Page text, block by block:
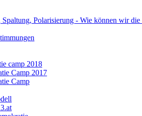
Polarisierung - Wie können wir die
camp 2018
Camp 2017
Camp